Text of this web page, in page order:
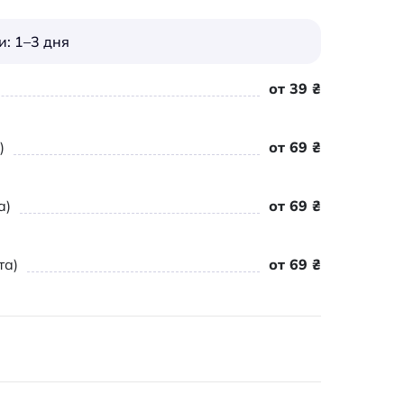
1–3 дня
от 39 ₴
от 69 ₴
от 69 ₴
от 69 ₴